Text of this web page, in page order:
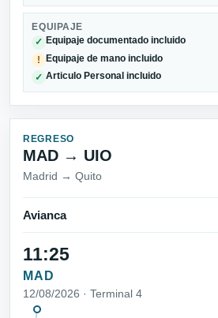
EQUIPAJE
✓ Equipaje documentado incluido
! Equipaje de mano incluido
✓ Articulo Personal incluido
REGRESO
MAD → UIO
Madrid → Quito
Avianca
11:25
MAD
12/08/2026 · Terminal 4